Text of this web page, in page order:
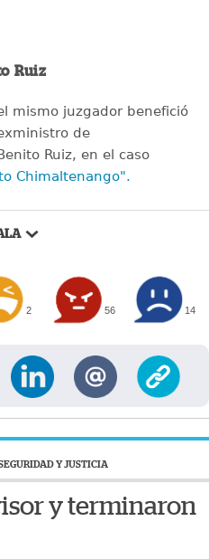
Ruiz
mismo juzgador benefició
de
Ruiz, en el caso
Chimaltenango".
2 56 14
Y JUSTICIA
y terminaron